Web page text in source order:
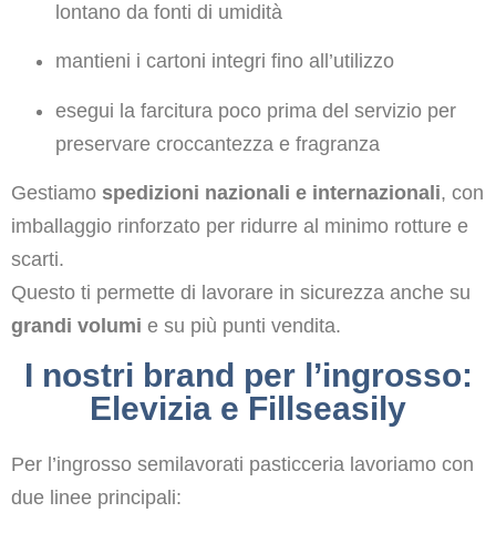
lontano da fonti di umidità
mantieni i cartoni integri fino all’utilizzo
esegui la farcitura poco prima del servizio per
preservare croccantezza e fragranza
Gestiamo spedizioni nazionali e internazionali, con
imballaggio rinforzato per ridurre al minimo rotture e
scarti.
Questo ti permette di lavorare in sicurezza anche su
grandi volumi e su più punti vendita.
I nostri brand per l’ingrosso:
Elevizia e Fillseasily
Per l’ingrosso semilavorati pasticceria lavoriamo con
due linee principali: